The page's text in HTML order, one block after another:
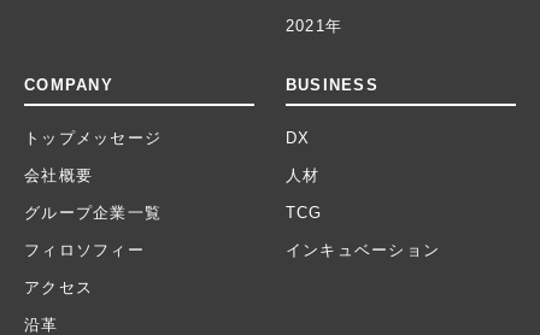
2021年
COMPANY
トップメッセージ
会社概要
グループ企業一覧
フィロソフィー
アクセス
沿革
BUSINESS
DX
人材
TCG
インキュベーション